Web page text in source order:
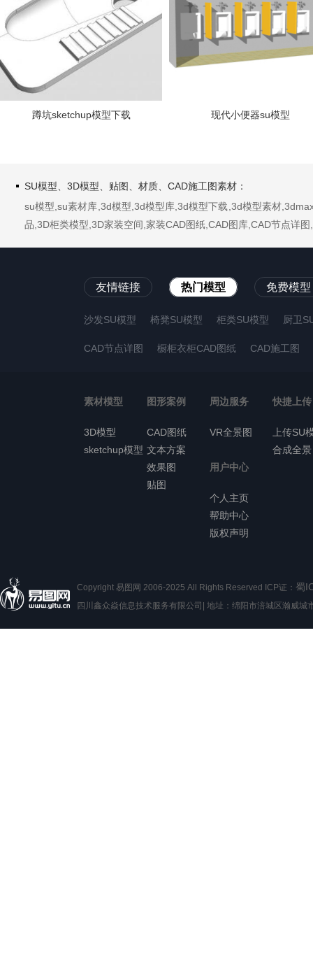
蹲坑sketchup模型下载 现代小便器su模型
SU模型、3D模型、贴图、材质、CAD施工图素材：
su模型,su素材库,3d模型,3d模型库,3d模型下载,3d模型素材
品,3D柜类模型,3D家装空间,家装CAD图纸,CAD图库,CAD节点详
友情链接 热门模型 免费模型
沙发SU模型 椅凳SU模型 柜类SU模型 厨卫
CAD节点详图 橱柜衣柜CAD图纸 CAD施工图
素材模型
3D模型
sketchup模型
图形案例
CAD图纸
文本方案
效果图
贴图
周边服务
VR全景图
快捷上传
上传SU
合成全景
用户中心
个人主页
帮助中心
版权声明
Copyright 易图网 2006-2025 All Rights Reserved ICP证： 蜀
四川鑫众焱信息技术服务有限公司| 地址：绵阳市涪城区瀚威城